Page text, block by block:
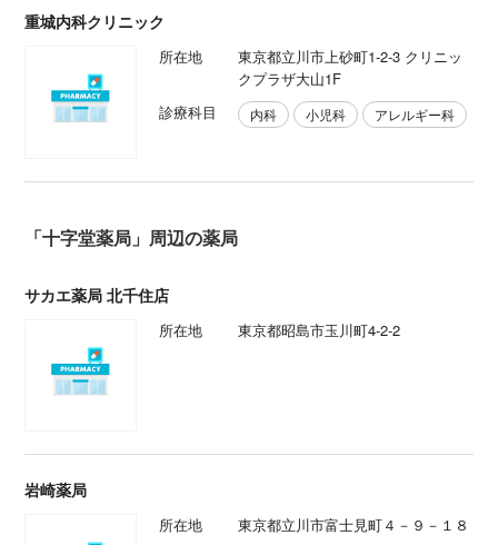
重城内科クリニック
所在地
東京都立川市上砂町1-2-3 クリニッ
クプラザ大山1F
診療科目
内科 小児科 アレルギー科
「十字堂薬局」周辺の薬局
サカエ薬局 北千住店
所在地 東京都昭島市玉川町4-2-2
岩崎薬局
所在地 東京都立川市富士見町４－９－１８